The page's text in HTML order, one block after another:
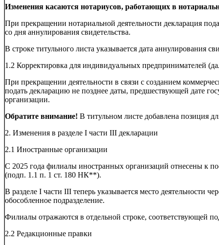
Изменения касаются нотариусов, работающих в
При прекращении нотариальной деятельности декларация
со дня аннулирования свидетельства.
В строке титульного листа указывается дата аннулирования
1.2 Корректировка для индивидуальных предпринимателей
При прекращении деятельности в связи с созданием
подать декларацию не позднее даты, предшествующей дате
организации.
Обратите внимание! В титульном листе добавлена позиция
2. Изменения в разделе I части III декларации
2.1 Иностранные организации
С 2025 года филиалы иностранных организаций отнесены к
(подп. 1.1 п. 1 ст. 180 НК**).
В разделе I части III теперь указывается место деятельности
обособленное подразделение.
Филиалы отражаются в отдельной строке, соответствующей
2.2 Редакционные правки